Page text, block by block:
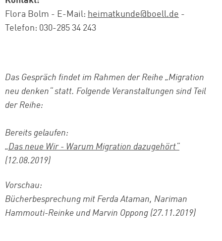
Flora Bolm - E-Mail: heimatkunde@boell.de -
Telefon: 030-285 34 243
Das Gespräch findet im Rahmen der Reihe „Migration
neu denken“ statt. Folgende Veranstaltungen sind Teil
der Reihe:
Bereits gelaufen:
„Das neue Wir - Warum Migration dazugehört“
(12.08.2019)
Vorschau:
Bücherbesprechung mit Ferda Ataman, Nariman
Hammouti-Reinke und Marvin Oppong (27.11.2019)